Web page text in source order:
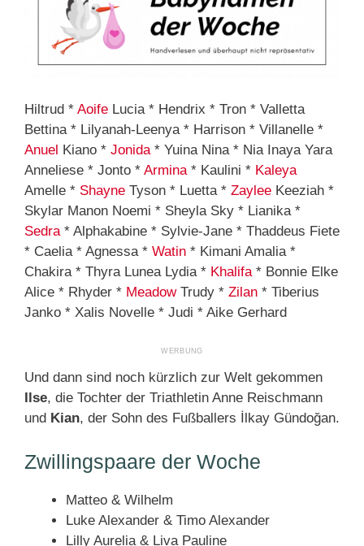
Hiltrud * Aoife Lucia * Hendrix * Tron * Valletta
Bettina * Lilyanah-Leenya * Harrison * Villanelle *
Anuel Kiano * Jonida * Yuina Nina * Nia Inaya Yara
Anneliese * Jonto * Armina * Kaulini * Kaleya
Amelle * Shayne Tyson * Luetta * Zaylee Keeziah *
Skylar Manon Noemi * Sheyla Sky * Lianika *
Sedra * Alphakabine * Sylvie-Jane * Thaddeus Fiete
* Caelia * Agnessa * Watin * Kimani Amalia *
Chakira * Thyra Lunea Lydia * Khalifa * Bonnie Elke
Alice * Rhyder * MeadowTrudy * Zilan * Tiberius
Janko * Xalis Novelle * Judi * Aike Gerhard
Und dann sind noch kürzlich zur Welt gekommen
Ilse, die Tochter der Triathletin Anne Reischmann
und Kian, der Sohn des Fußballers İlkay Gündoğan.
Zwillingspaare der Woche
Matteo & Wilhelm
Luke Alexander & Timo Alexander
Lilly Aurelia & Liva Pauline